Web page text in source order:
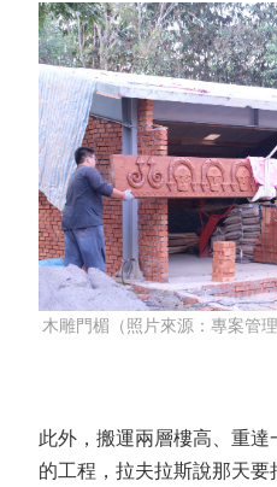
木雕門楣（照片來源：專案管
此外，搬運兩層樓高、重
的工程，拉夫拉斯說那天